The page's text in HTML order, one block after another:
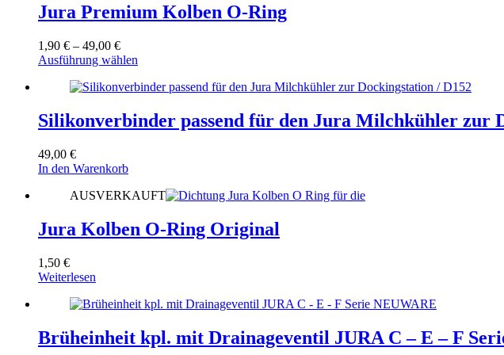
Jura Premium Kolben O-Ring
1,90 € – 49,00 €Preisspanne:
1,90 €
49,00 €
Ausführung wählen
weist
Varianten
auf.
der
gewählt
Silikonverbinder passend für den Jura Milchkühler zur
49,00 €
In den Warenkorb
AUSVERKAUFT
Jura Kolben O-Ring Original
1,50 €
Weiterlesen
Brüheinheit kpl. mit Drainageventil JURA C – E – F